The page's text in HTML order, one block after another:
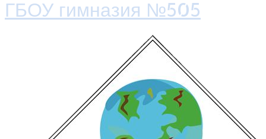
ГБОУ гимназия №505